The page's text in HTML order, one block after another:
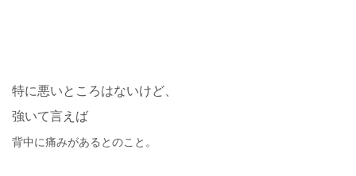
特に悪いところはないけど、
強いて言えば
背中に痛みがあるとのこと。